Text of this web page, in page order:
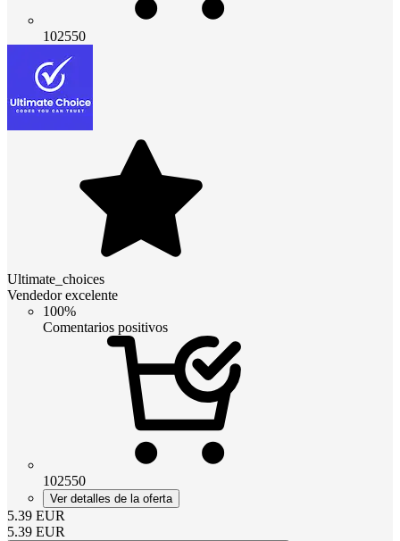
102550
Ultimate_choices
Vendedor excelente
100%
Comentarios positivos
102550
Ver detalles de la oferta
5.39 EUR
5.39 EUR